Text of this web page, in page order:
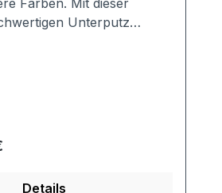
Farben. Mit dieser
Unterputz
Kästen der Unterputz
UP21 sind
Details